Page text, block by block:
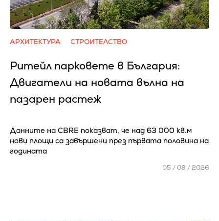
АРХИТЕКТУРА СТРОИТЕЛСТВО
Ритейл парковете в България:
Двигатели на новата вълна на
пазарен растеж
Данните на CBRE показват, че над 63 000 кв.м
нови площи са завършени през първата половина на
годината
05 / 08 / 2026